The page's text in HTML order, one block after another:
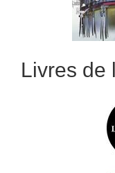
Livres de